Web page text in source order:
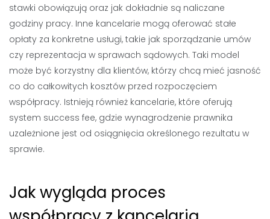
stawki obowiązują oraz jak dokładnie są naliczane
godziny pracy. Inne kancelarie mogą oferować stałe
opłaty za konkretne usługi, takie jak sporządzanie umów
czy reprezentacja w sprawach sądowych. Taki model
może być korzystny dla klientów, którzy chcą mieć jasność
co do całkowitych kosztów przed rozpoczęciem
współpracy. Istnieją również kancelarie, które oferują
system success fee, gdzie wynagrodzenie prawnika
uzależnione jest od osiągnięcia określonego rezultatu w
sprawie.
Jak wygląda proces